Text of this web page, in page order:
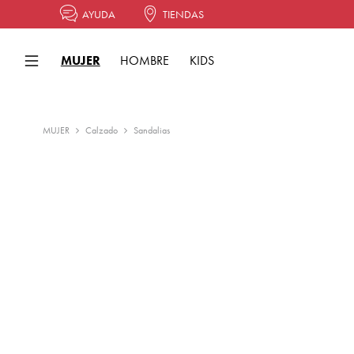
AYUDA TIENDAS
MUJER HOMBRE KIDS
MUJER Calzado Sandalias